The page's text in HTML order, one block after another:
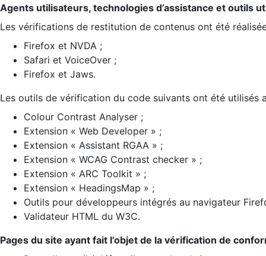
Agents utilisateurs, technologies d’assistance et outils
Les vérifications de restitution de contenus ont été
Firefox et NVDA ;
Safari et VoiceOver ;
Firefox et Jaws.
Les outils de vérification du code suivants ont été utilisés
Colour Contrast Analyser ;
Extension « Web Developer » ;
Extension « Assistant RGAA » ;
Extension « WCAG Contrast checker » ;
Extension « ARC Toolkit » ;
Extension « HeadingsMap » ;
Outils pour développeurs intégrés au navigateur
Validateur HTML du W3C.
Pages du site ayant fait l’objet de la vérification de